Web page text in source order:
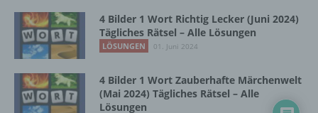
4 Bilder 1 Wort Richtig Lecker (Juni 2024)
Tägliches Rätsel – Alle Lösungen
LÖSUNGEN 01. Juni 2024
4 Bilder 1 Wort Zauberhafte Märchenwelt
(Mai 2024) Tägliches Rätsel – Alle
Lösungen
Einschränkung der Verarbeitung ist die
Markierung gespeicherter
personenbezogener Daten mit dem Ziel, ihre
künftige Verarbeitung einzuschränken.
e) Profiling